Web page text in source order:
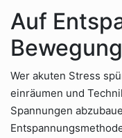
Auf
Wer akuten Stress
einräumen und
Spannungen